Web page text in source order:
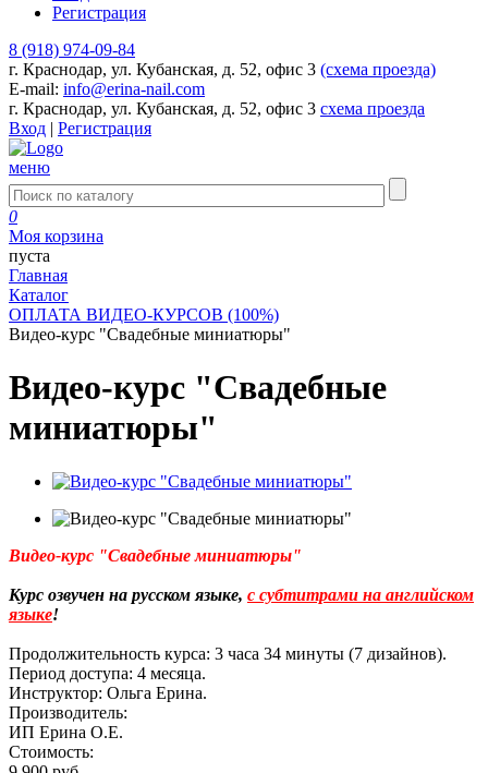
Регистрация
8 (918) 974-09-84
г. Краснодар, ул. Кубанская, д. 52, офис 3 (схема проезда)
E-mail: info@erina-nail.com
г. Краснодар, ул. Кубанская, д. 52, офис 3 схема проезда
Вход | Регистрация
меню
0
Моя корзина
пуста
Главная
Каталог
ОПЛАТА ВИДЕО-КУРСОВ (100%)
Видео-курс "Свадебные миниатюры"
Видео-курс "Свадебные
миниатюры"
Видео-курс "Свадебные миниатюры"
Курс озвучен на русском языке, с субтитрами на английском
языке!
Продолжительность курса: 3 часа 34 минуты (7 дизайнов).
Период доступа: 4 месяца.
Инструктор: Ольга Ерина.
Производитель:
ИП Ерина О.Е.
Стоимость: